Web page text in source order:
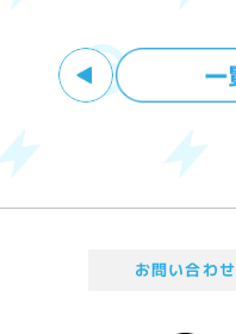
お問い合わせ